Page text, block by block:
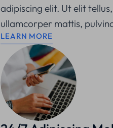
adipiscing elit. Ut elit
ullamcorper mattis,
LEARN MORE